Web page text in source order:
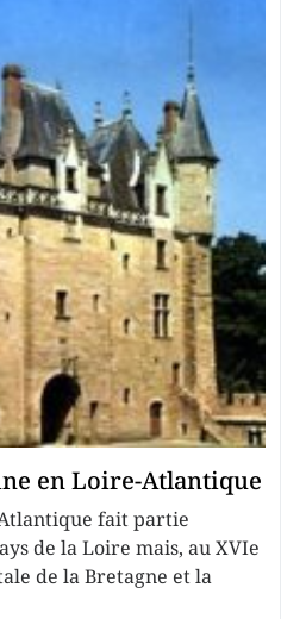
en Loire-Atlantique
fait partie
de la Loire mais, au XVIe
de la Bretagne et la